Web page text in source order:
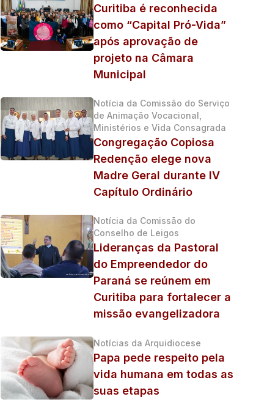
Curitiba é reconhecida
como “Capital Pró-Vida”
após aprovação de
projeto na Câmara
Municipal
Notícia da Comissão do Serviço
de Animação Vocacional,
Ministérios e Vida Consagrada
Congregação Copiosa
Redenção elege nova
Madre Geral durante IV
Capítulo Ordinário
Notícia da Comissão do
Conselho de Leigos
Lideranças da Pastoral
do Empreendedor do
Paraná se reúnem em
Curitiba para fortalecer a
missão evangelizadora
Notícias da Arquidiocese
Papa pede respeito pela
vida humana em todas as
suas etapas